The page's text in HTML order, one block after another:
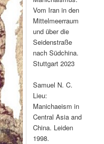
Vom Iran in den
Mittelmeerraum
und über die
Seidenstraße
nach Südchina.
Stuttgart 2023
Samuel N. C.
Lieu:
Manichaeism in
Central Asia and
China. Leiden
1998.